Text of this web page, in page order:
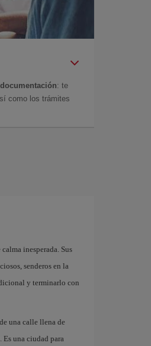
: te
como los trámites
inesperada. Sus
senderos en la
y terminarlo con
una calle llena de
Es una ciudad para